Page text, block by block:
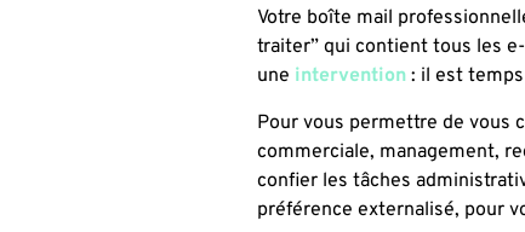
Votre boîte mail
traiter” qui contient tous les
une intervention: il est
Pour vous permettre de vous
commerciale, management,
confier les tâches
préférence externalisé, pour